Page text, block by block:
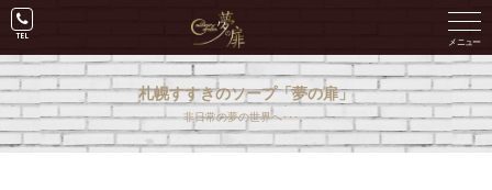
札幌すすきのソープ「夢の扉」
非日常の夢の世界へ･･･。